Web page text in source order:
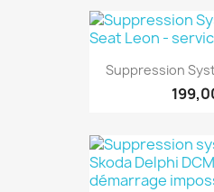
Suppression